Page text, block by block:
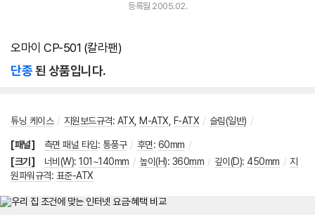
등록월 2005.02.
오마이 CP-501 (칼라팬)
단종된 상품입니다.
튜닝 케이스 / 지원보드규격: ATX M-ATX F-ATX / 슬림(일반) /
[패널] 측면 패널 타입: 통풍구 / 후면: 60mm /
[크기]
너비(W): 101~140mm / 높이(H): 360mm / 깊이(D): 450mm / 지
원파워규격: 표준-ATX